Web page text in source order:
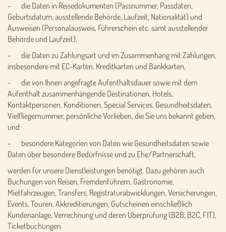
- die Daten in Reisedokumenten (Passnummer, Passdaten,
Geburtsdatum, ausstellende Behörde, Laufzeit, Nationalität) und
Ausweisen (Personalausweis, Führerschein etc. samt ausstellender
Behörde und Laufzeit),
- die Daten zu Zahlungsart und im Zusammenhang mit Zahlungen,
insbesondere mit EC-Karten, Kreditkarten und Bankkarten,
- die von Ihnen angefragte Aufenthaltsdauer sowie mit dem
Aufenthalt zusammenhängende Destinationen, Hotels,
Kontaktpersonen, Konditionen, Special Services, Gesundheitsdaten,
Vielfliegernummer, persönliche Vorlieben, die Sie uns bekannt geben,
und
- besondere Kategorien von Daten wie Gesundheitsdaten sowie
Daten über besondere Bedürfnisse und zu Ehe/Partnerschaft,
werden für unsere Dienstleistungen benötigt. Dazu gehören auch
Buchungen von Reisen, Fremdenführern, Gastronomie,
Mietfahrzeugen, Transfers, Registraturabwicklungen, Versicherungen,
Events, Touren, Akkreditierungen, Gutscheinen einschließlich
Kundenanlage, Verrechnung und deren Überprüfung (B2B, B2C, FIT),
Ticketbuchungen.